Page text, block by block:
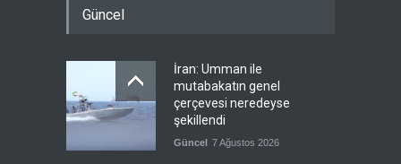
Güncel
İran: Umman ile
mutabakatın genel
çerçevesi neredeyse
şekillendi
Güncel 7 Ağustos 2026